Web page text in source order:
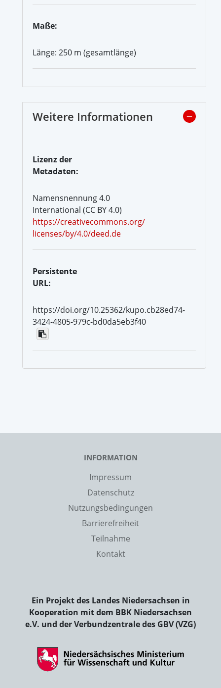
Maße:
Länge: 250 m (gesamtlänge)
Weitere Informationen
Lizenz der
Metadaten:
Namensnennung 4.0
International (CC BY 4.0)
https://creativecommons.org/
licenses/by/4.0/deed.de
Persistente
URL:
https://doi.org/10.25362/kupo.cb28ed74-
3424-4805-979c-bd0da5eb3f40
INFORMATION
Impressum
Datenschutz
Nutzungsbedingungen
Barrierefreiheit
Teilnahme
Kontakt
Ein Projekt des Landes Niedersachsen in
Kooperation mit dem BBK Niedersachsen
e.V. und der Verbundzentrale des GBV (VZG)